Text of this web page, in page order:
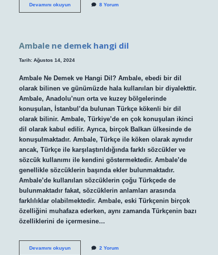
Devamını okuyunGöbek
?
8 Yorum
Ambale ne demek hangi dil
Tarih: Ağustos 14, 2024
Ambale Ne Demek ve Hangi Dil? Ambale, ebedi bir dil
olarak bilinen ve günümüzde hala kullanılan bir diyalekttir.
Ambale, Anadolu’nun orta ve kuzey bölgelerinde
konuşulan, İstanbul’da bulunan Türkçe kökenli bir dil
olarak bilinir. Ambale, Türkiye’de en çok konuşulan ikinci
dil olarak kabul edilir. Ayrıca, birçok Balkan ülkesinde de
konuşulmaktadır. Ambale, Türkçe ile köken olarak aynıdır
ancak, Türkçe ile karşılaştırıldığında farklı sözcükler ve
sözcük kullanımı ile kendini göstermektedir. Ambale’de
genellikle sözcüklerin başında ekler bulunmaktadır.
Ambale’de kullanılan sözcüklerin çoğu Türkçede de
bulunmaktadır fakat, sözcüklerin anlamları arasında
farklılıklar olabilmektedir. Ambale, eski Türkçenin birçok
özelliğini muhafaza ederken, aynı zamanda Türkçenin bazı
özelliklerini de içermesine…
Devamını okuyunAmbale
2 Yorum